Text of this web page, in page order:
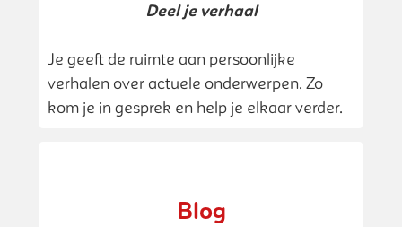
Deel je verhaal
Je geeft de ruimte aan persoonlijke
verhalen over actuele onderwerpen. Zo
kom je in gesprek en help je elkaar verder.
Blog